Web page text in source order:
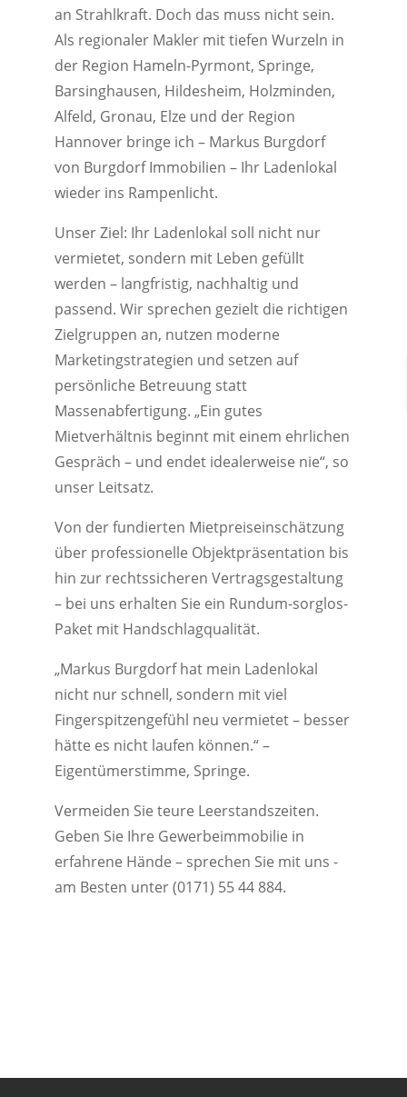
an Strahlkraft. Doch das muss nicht sein.
Als regionaler Makler mit tiefen Wurzeln in
der Region Hameln-Pyrmont, Springe,
Barsinghausen, Hildesheim, Holzminden,
Alfeld, Gronau, Elze und der Region
Hannover bringe ich – Markus Burgdorf
von Burgdorf Immobilien – Ihr Ladenlokal
wieder ins Rampenlicht.
Unser Ziel: Ihr Ladenlokal soll nicht nur
vermietet, sondern mit Leben gefüllt
werden – langfristig, nachhaltig und
passend. Wir sprechen gezielt die richtigen
Zielgruppen an, nutzen moderne
Marketingstrategien und setzen auf
persönliche Betreuung statt
Massenabfertigung. „Ein gutes
Mietverhältnis beginnt mit einem ehrlichen
Gespräch – und endet idealerweise nie“, so
unser Leitsatz.
Von der fundierten Mietpreiseinschätzung
über professionelle Objektpräsentation bis
hin zur rechtssicheren Vertragsgestaltung
– bei uns erhalten Sie ein Rundum-sorglos-
Paket mit Handschlagqualität.
„Markus Burgdorf hat mein Ladenlokal
nicht nur schnell, sondern mit viel
Fingerspitzengefühl neu vermietet – besser
hätte es nicht laufen können.“ –
Eigentümerstimme, Springe.
Vermeiden Sie teure Leerstandszeiten.
Geben Sie Ihre Gewerbeimmobilie in
erfahrene Hände – sprechen Sie mit uns -
am Besten unter (0171) 55 44 884.